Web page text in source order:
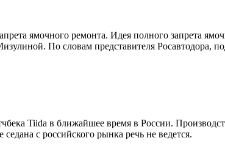
ямочного ремонта. Идея полного запрета
По словам представителя Росавтодора,
Tiida в ближайшее время в России.
с российского рынка речь не ведется.